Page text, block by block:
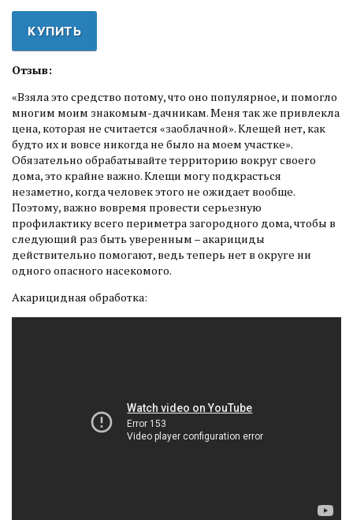
КУПИТЬ
Отзыв:
«Взяла это средство потому, что оно популярное, и помогло
многим моим знакомым-дачникам. Меня так же привлекла
цена, которая не считается «заоблачной». Клещей нет, как
будто их и вовсе никогда не было на моем участке».
Обязательно обрабатывайте территорию вокруг своего
дома, это крайне важно. Клещи могу подкрасться
незаметно, когда человек этого не ожидает вообще.
Поэтому, важно вовремя провести серьезную
профилактику всего периметра загородного дома, чтобы в
следующий раз быть уверенным – акарициды
действительно помогают, ведь теперь нет в округе ни
одного опасного насекомого.
Акарицидная обработка: